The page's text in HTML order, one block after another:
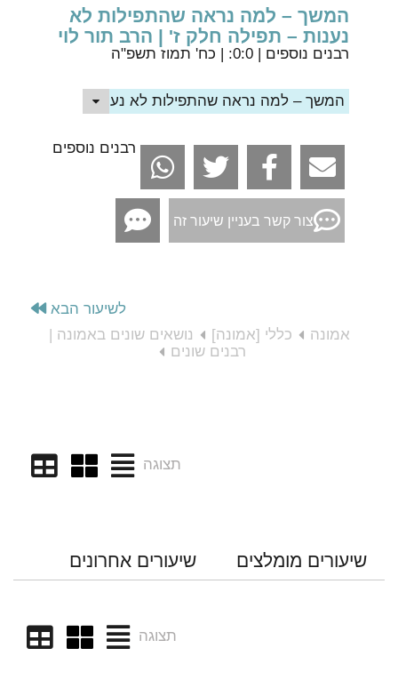
המשך – למה נראה שהתפילות לא
נענות – תפילה חלק ז' | הרב תור לוי
רבנים נוספים
המשך – למה נראה שהתפילות לא נענות – תפילה חלק
רבנים נוספים
צור קשר בעניין שיעור זה
לשיעור הבא
אמונה
כללי [אמונה]
נושאים שונים באמונה |
רבנים שונים
תצוגה
שיעורים מומלצים שיעורים אחרונים
תצוגה